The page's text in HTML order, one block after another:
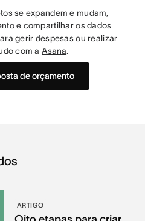
se expandem e mudam,
e compartilhar os dados
gerir despesas ou realizar
com aAsana.
de orçamento
ARTIGO